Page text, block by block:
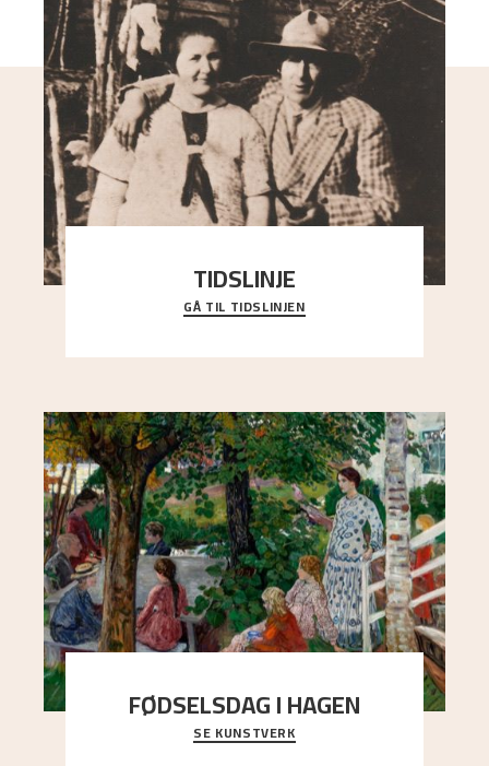
TIDSLINJE
Bli kjent med Nikolai Astrups liv, kunstnerskap og
ettermæle i en interaktiv presentasjon.
GÅ TIL TIDSLINJEN
FØDSELSDAG I HAGEN
En gruppe mennesker er samlet under de store
trekronene i prestegårdshagen...
SE KUNSTVERK